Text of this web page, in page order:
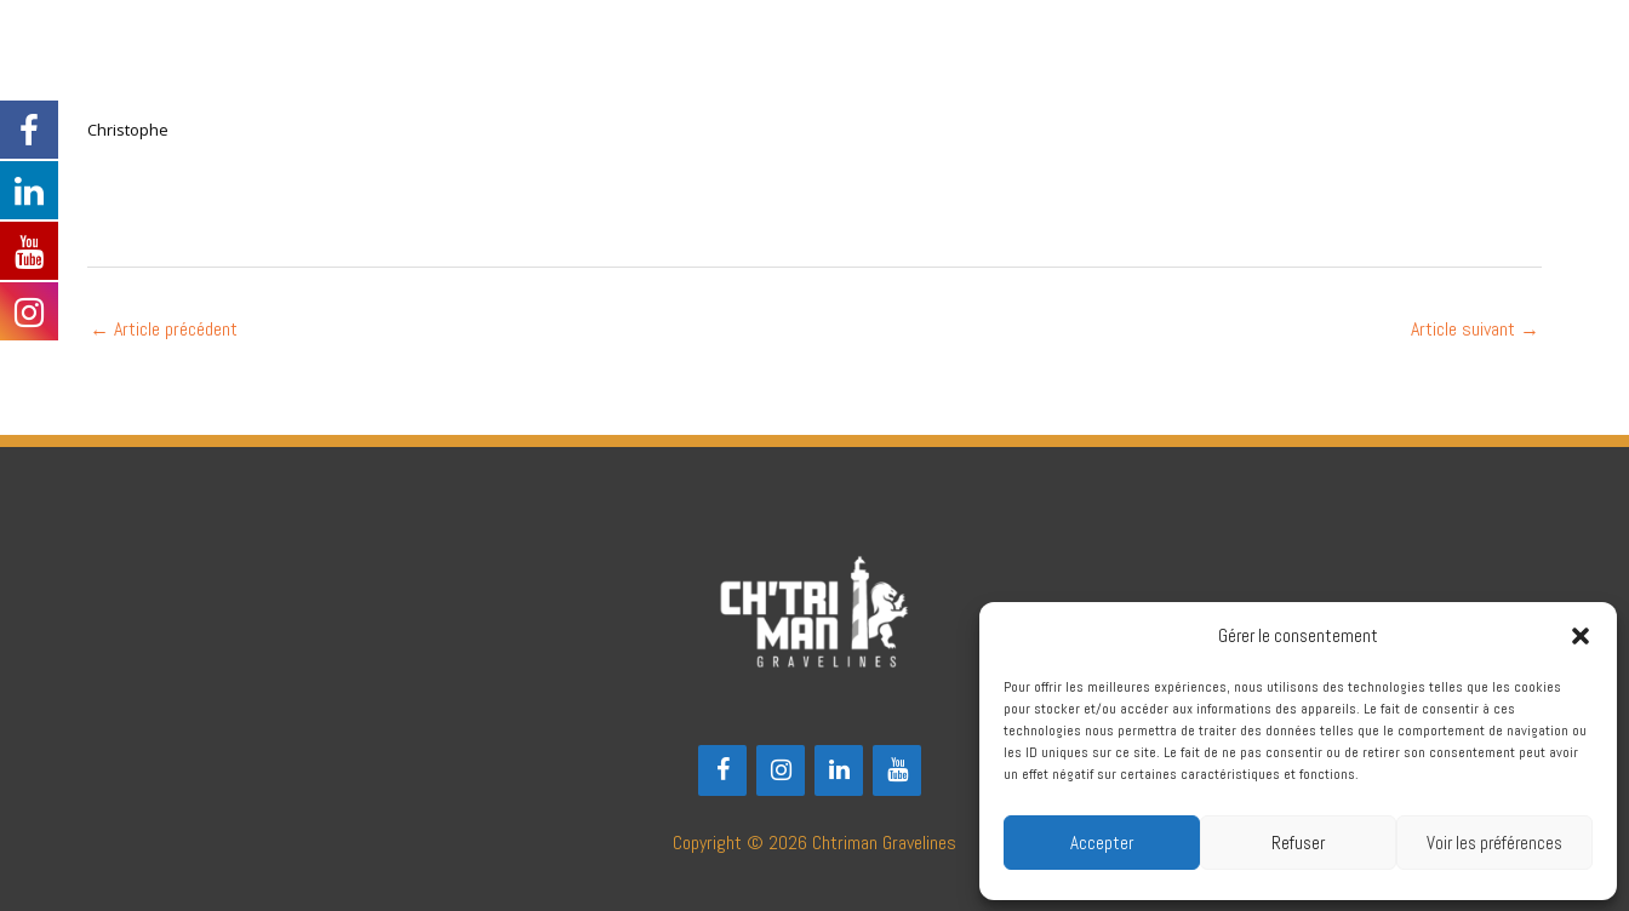
Gérer le consentement
Pour offrir les meilleures expériences, nous utilisons des technologies telles que les cookies
pour stocker et/ou accéder aux informations des appareils. Le fait de consentir à ces
technologies nous permettra de traiter des données telles que le comportement de navigation ou
les ID uniques sur ce site. Le fait de ne pas consentir ou de retirer son consentement peut avoir
un effet négatif sur certaines caractéristiques et fonctions.
Accepter Refuser Voir les préférences
Christophe
← Article précédent Article suivant →
Copyright © 2026 Chtriman Gravelines